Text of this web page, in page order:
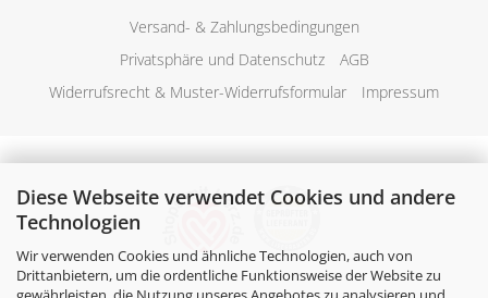
Diese Webseite verwendet Cookies und andere
Technologien
Wir verwenden Cookies und ähnliche Technologien, auch von
Drittanbietern, um die ordentliche Funktionsweise der Website zu
Versand- & Zahlungsbedingungen
Privatsphäre und Datenschutz
AGB
Widerrufsrecht & Muster-Widerrufsformular
Impressum